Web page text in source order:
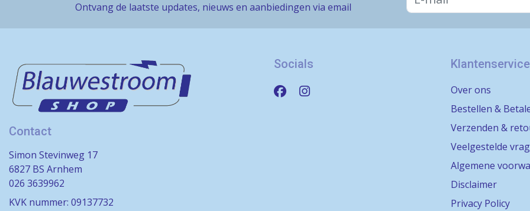
Ontvang de laatste updates, nieuws en aanbiedingen via email
Contact
Simon Stevinweg 17
6827 BS Arnhem
026 3639962
KVK nummer: 09137732
Socials Klantenservice
Over ons
Bestellen &
Verzenden &
Veelgestelde
Algemene
Disclaimer
Privacy Policy